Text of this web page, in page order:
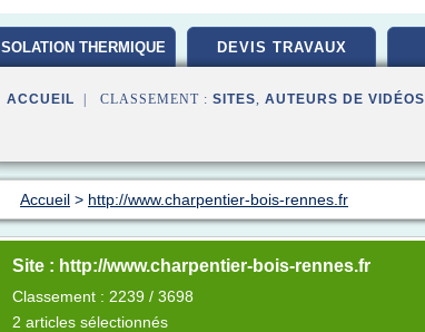
ISOLATION THERMIQUE DEVIS TRAVAUX
ACCUEIL | CLASSEMENT : SITES, AUTEURS DE VIDÉOS
Accueil > http://www.charpentier-bois-rennes.fr
Site : http://www.charpentier-bois-rennes.fr
Classement : 2239 / 3698
2 articles sélectionnés